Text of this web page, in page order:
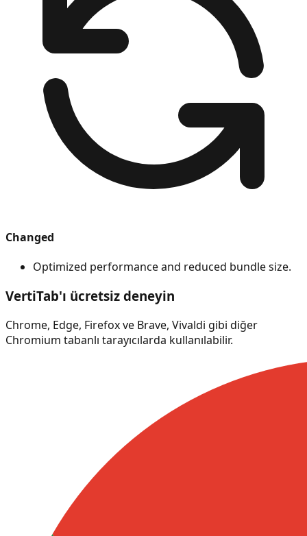
Changed
Optimized performance and reduced bundle size.
VertiTab'ı ücretsiz deneyin
Chrome, Edge, Firefox ve Brave, Vivaldi gibi diğer
Chromium tabanlı tarayıcılarda kullanılabilir.